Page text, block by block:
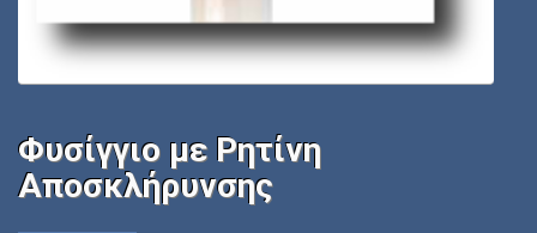
Φυσίγγιο με Ρητίνη
Αποσκλήρυνσης